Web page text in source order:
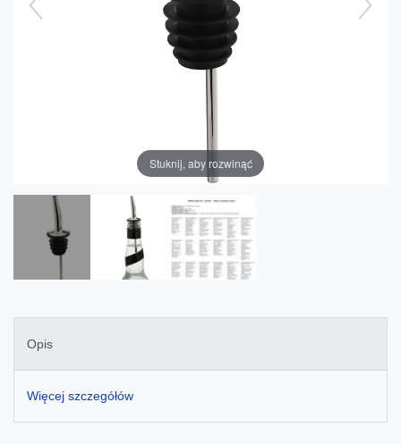
Stuknij, aby rozwinąć
Opis
Więcej szczegółów